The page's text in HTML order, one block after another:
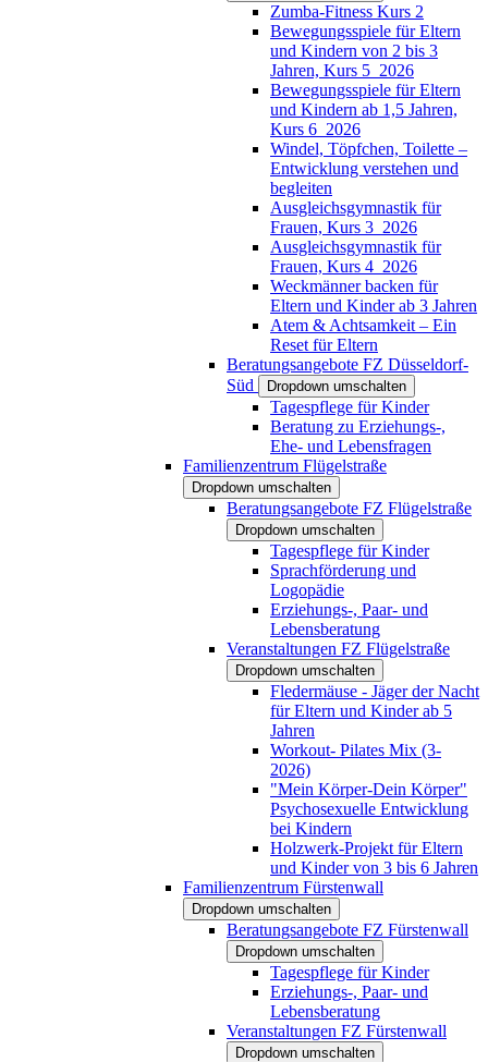
Zumba-Fitness Kurs 2
Bewegungsspiele für Eltern
und Kindern von 2 bis 3
Jahren, Kurs 5_2026
Bewegungsspiele für Eltern
und Kindern ab 1,5 Jahren,
Kurs 6_2026
Windel, Töpfchen, Toilette –
Entwicklung verstehen und
begleiten
Ausgleichsgymnastik für
Frauen, Kurs 3_2026
Ausgleichsgymnastik für
Frauen, Kurs 4_2026
Weckmänner backen für
Eltern und Kinder ab 3 Jahren
Atem & Achtsamkeit – Ein
Reset für Eltern
Beratungsangebote FZ Düsseldorf-
Süd
Dropdown umschalten
Tagespflege für Kinder
Beratung zu Erziehungs-,
Ehe- und Lebensfragen
Familienzentrum Flügelstraße
Dropdown umschalten
Beratungsangebote FZ Flügelstraße
Dropdown umschalten
Tagespflege für Kinder
Sprachförderung und
Logopädie
Erziehungs-, Paar- und
Lebensberatung
Veranstaltungen FZ Flügelstraße
Dropdown umschalten
Fledermäuse - Jäger der Nacht
für Eltern und Kinder ab 5
Jahren
Workout- Pilates Mix (3-
2026)
"Mein Körper-Dein Körper"
Psychosexuelle Entwicklung
bei Kindern
Holzwerk-Projekt für Eltern
und Kinder von 3 bis 6 Jahren
Familienzentrum Fürstenwall
Dropdown umschalten
Beratungsangebote FZ Fürstenwall
Dropdown umschalten
Tagespflege für Kinder
Erziehungs-, Paar- und
Lebensberatung
Veranstaltungen FZ Fürstenwall
Dropdown umschalten